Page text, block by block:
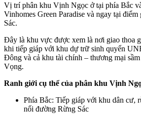
Vị trí phân khu Vịnh Ngọc ở tại phía Bắc
Vinhomes Green Paradise và ngay tại
Sác.
Đây là khu vực được xem là nơi giao thoa
khi tiếp giáp với khu dự trữ sinh quyển
Đông và cả khu tài chính – thương mại
Vọng.
Ranh giới cụ thể của phân khu Vịnh
Phía Bắc: Tiếp giáp với khu dân cư,
nối đường Rừng Sác